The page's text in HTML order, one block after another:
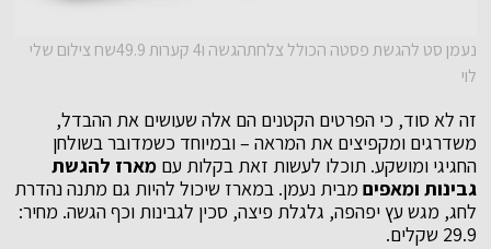
נעמן סט להגשת פסטה הכולל צלחתהגשה ו4 קערות 49.9שח צילום שלי
לוי
זה לא סוד, כי הפרטים הקטנים הם אלה שעושים את ההבדל,
משדרגים ומקפיצים את המראה – ובמיוחד כשמדובר בשולחן
החגיגי ומושקע. תוכלו לעשות זאת בקלות עם מארז להגשת
גבינות ומאפיםמבית נעמן. במארז שיכול להיות גם מתנה נהדרת
לחג, מגש עץ יפהפה, גלגלת פיצה, סכין לגבינות וכף הגשה. מחיר:
29.9 שקלים.